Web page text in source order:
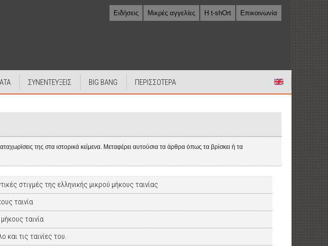
Ειδήσεις Μικρές αγγελίες Η t-shOrt Επικοινωνία
ΣΥΝΕΝΤΕΥΞΕΙΣ BIG BANG ΠΕΡΙΣΣΟΤΕΡΑ
της στα ιστορικά κείμενα. Μεταφέρει αυτούσια τα άρθρα όπως τα βρίσκει ή τα
στιγμές της ελληνικής μικρού μήκους ταινίας
ταινία
ταινία
και τις ταινίες του.